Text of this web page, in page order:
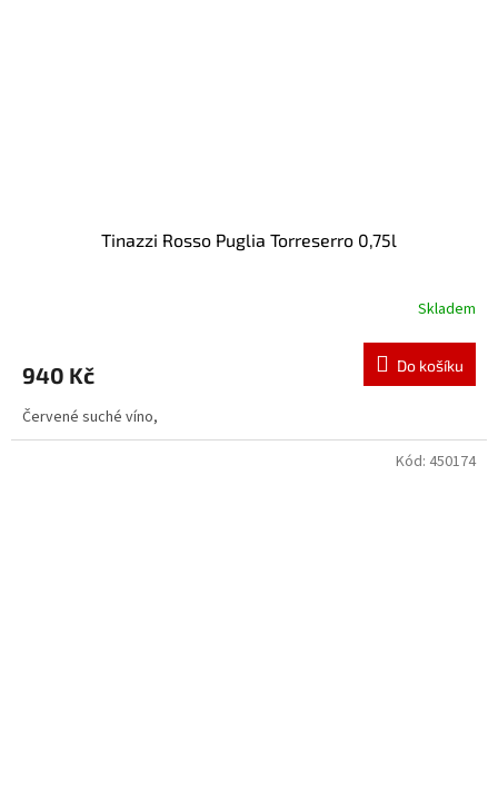
Tinazzi Rosso Puglia Torreserro 0,75l
Skladem
940 Kč Do košíku
Červené suché víno,
Kód: 450174